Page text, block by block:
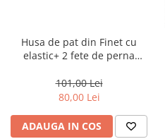
Husa de pat din Finet cu
elastic+ 2 fete de perna
101,00 Lei
80,00 Lei
ADAUGA IN COS